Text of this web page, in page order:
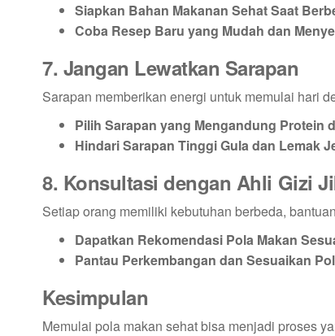
Siapkan Bahan Makanan Sehat Saat
Coba Resep Baru yang Mudah dan
7. Jangan Lewatkan Sarapan
Sarapan memberikan energi untuk memulai hari
Pilih Sarapan yang Mengandung Protein
Hindari Sarapan Tinggi Gula dan Lemak
8. Konsultasi dengan Ahli Gizi
Setiap orang memiliki kebutuhan berbeda,
Dapatkan Rekomendasi Pola Makan
Pantau Perkembangan dan Sesuaikan
Kesimpulan
Memulai pola makan sehat bisa menjadi proses